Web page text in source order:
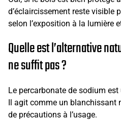
d’éclaircissement reste visible
selon l’exposition à la lumière
Quelle est l’alternative
ne suffit pas ?
Le percarbonate de sodium
Il agit comme un
de précautions à l’usage.